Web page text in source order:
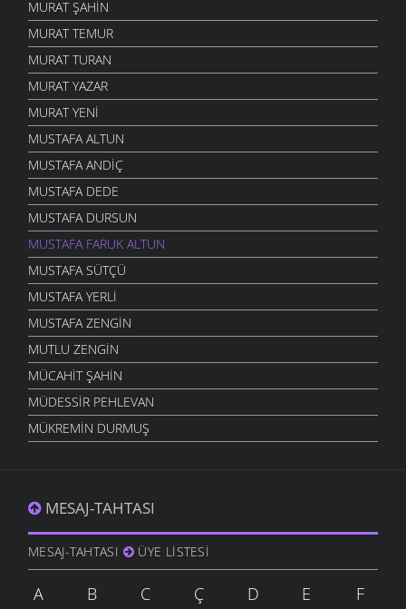
MURAT ŞAHIN
MURAT TEMUR
MURAT TURAN
MURAT YAZAR
MURAT YENI
MUSTAFA ALTUN
MUSTAFA ANDIÇ
MUSTAFA DEDE
MUSTAFA DURSUN
MUSTAFA FARUK ALTUN
MUSTAFA SÜTÇÜ
MUSTAFA YERLI
MUSTAFA ZENGIN
MUTLU ZENGIN
MÜCAHIT ŞAHIN
MÜDESSIR PEHLEVAN
MÜKREMIN DURMUŞ
MESAJ-TAHTASI
MESAJ-TAHTASI ÜYE LISTESI
A B C Ç D E
F